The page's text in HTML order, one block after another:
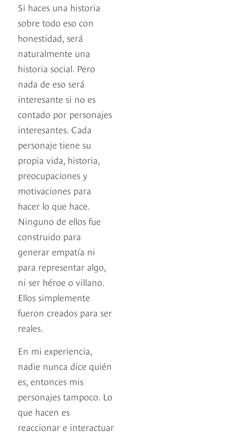
Si haces una historia
sobre todo eso con
honestidad, será
naturalmente una
historia social. Pero
nada de eso será
interesante si no es
contado por personajes
interesantes. Cada
personaje tiene su
propia vida, historia,
preocupaciones y
motivaciones para
hacer lo que hace.
Ninguno de ellos fue
construido para
generar empatía ni
para representar algo,
ni ser héroe o villano.
Ellos simplemente
fueron creados para ser
reales.
En mi experiencia,
nadie nunca dice quién
es, entonces mis
personajes tampoco. Lo
que hacen es
reaccionar e interactuar